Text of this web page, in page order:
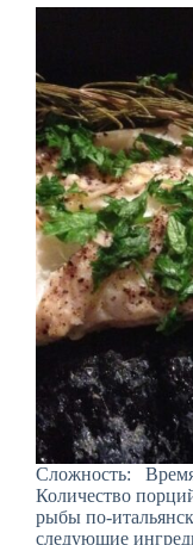
Сложность:
Количество
рыбы по-
следующие